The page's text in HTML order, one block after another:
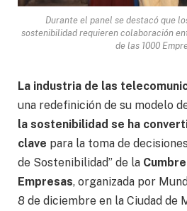
Durante el panel se destacó que
sostenibilidad requieren colaboración
de las 1000
La industria de las
una redefinición de su modelo
la sostenibilidad se ha
clave para la toma de
de Sostenibilidad” de la
Empresas, organizada por
8 de diciembre en la Ciudad de